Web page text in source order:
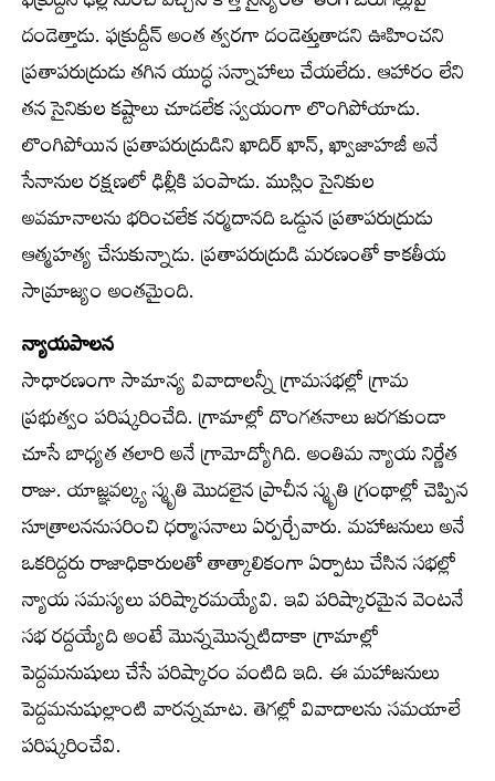
దండెత్తాడు. ఫక్రుద్దీన్ అంత త్వరగా దండెత్తుతాడని ఊహించని
ప్రతాపరుద్రుడు తగిన యుద్ధ సన్నాహాలు చేయలేదు. ఆహారం లేని
తన సైనికుల కష్టాలు చూడలేక స్వయంగా లొంగిపోయాడు.
లొంగిపోయిన ప్రతాపరుద్రుడిని ఖాదిర్ ఖాన్, ఖ్వాజాహజీ అనే
సేనానుల రక్షణలో ఢిల్లీకి పంపాడు. ముస్లిం సైనికుల
అవమానాలను భరించలేక నర్మదానది ఒడ్డున ప్రతాపరుద్రుడు
ఆత్మహత్య చేసుకున్నాడు. ప్రతాపరుద్రుడి మరణంతో కాకతీయ
సామ్రాజ్యం అంతమైంది.
న్యాయపాలన
సాధారణంగా సామాన్య వివాదాలన్నీ గ్రామసభల్లో గ్రామ
ప్రభుత్వం పరిష్కరించేది. గ్రామాల్లో దొంగతనాలు జరగకుండా
చూసే బాధ్యత తలారి అనే గ్రామోద్యోగిది. అంతిమ న్యాయ నిర్ణేత
రాజు. యాజ్ఞవల్క్య స్మృతి మొదలైన ప్రాచీన స్మృతి గ్రంథాల్లో చెప్పిన
సూత్రాలననుసరించి ధర్మాసనాలు ఏర్పర్చేవారు. మహాజనులు అనే
ఒకరిద్దరు రాజాధికారులతో తాత్కాలికంగా ఏర్పాటు చేసిన సభల్లో
న్యాయ సమస్యలు పరిష్కారమయ్యేవి. ఇవి పరిష్కారమైన వెంటనే
సభ రద్దయ్యేది అంటే మొన్నమొన్నటిదాకా గ్రామాల్లో
పెద్దమనుషులు చేసే పరిష్కారం వంటిది ఇది. ఈ మహాజనులు
పెద్దమనుషుల్లాంటి వారన్నమాట. తెగల్లో వివాదాలను సమయాలే
పరిష్కరించేవి.